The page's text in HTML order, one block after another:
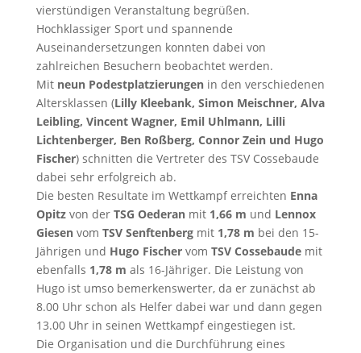
vierstündigen Veranstaltung begrüßen.
Hochklassiger Sport und spannende
Auseinandersetzungen konnten dabei von
zahlreichen Besuchern beobachtet werden.
Mit neun Podestplatzierungenin den verschiedenen
Altersklassen (Lilly Kleebank, Simon Meischner, Alva
Leibling, Vincent Wagner, Emil Uhlmann, Lilli
Lichtenberger, Ben Roßberg, Connor Zein und Hugo
Fischer) schnitten die Vertreter des TSV Cossebaude
dabei sehr erfolgreich ab.
Die besten Resultate im Wettkampf erreichten Enna
Opitzvon der TSG Oederanmit 1,66 m und Lennox
Giesenvom TSV Senftenbergmit 1,78 m bei den 15-
Jährigen und Hugo Fischervom TSV Cossebaudemit
ebenfalls 1,78 m als 16-Jähriger. Die Leistung von
Hugo ist umso bemerkenswerter, da er zunächst ab
8.00 Uhr schon als Helfer dabei war und dann gegen
13.00 Uhr in seinen Wettkampf eingestiegen ist.
Die Organisation und die Durchführung eines